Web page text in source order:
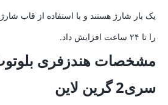
یک بار شارژ هستند و با استفاده از قاب
را تا ۲۴ ساعت افزایش داد.
مشخصات هندزفری
سری2 گرین لاین